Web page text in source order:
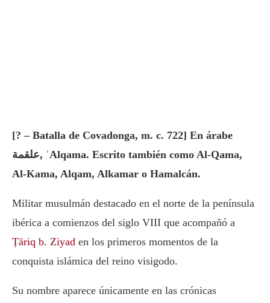
[? – Batalla de Covadonga, m. c. 722] En árabe
علقمة, ʿAlqama. Escrito también como Al-Qama,
Al-Kama, Alqam, Alkamar o Hamalcán.
Militar musulmán destacado en el norte de la península
ibérica a comienzos del siglo VIII que acompañó a
Ṭāriq b. Ziyad en los primeros momentos de la
conquista islámica del reino visigodo.
Su nombre aparece únicamente en las crónicas